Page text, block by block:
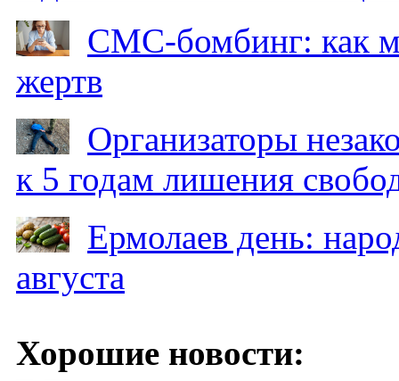
СМС-бомбинг: как
жертв
Организаторы
к 5 годам лишения
Ермолаев день:
августа
Хорошие новости: